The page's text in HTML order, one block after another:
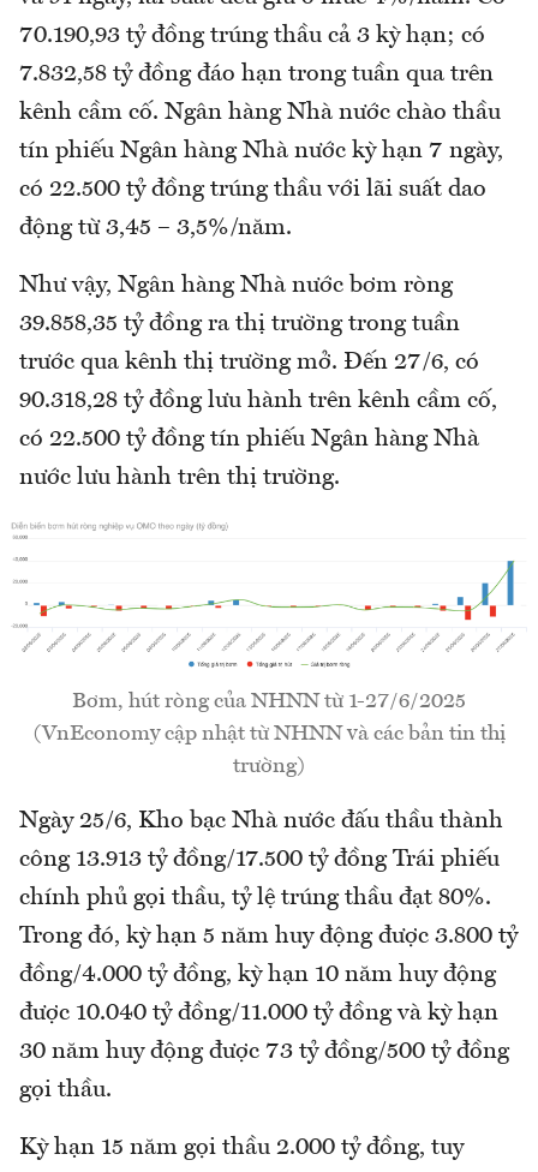
70.190,93 tỷ đồng trúng thầu cả 3 kỳ hạn; có
7.832,58 tỷ đồng đáo hạn trong tuần qua trên
kênh cầm cố. Ngân hàng Nhà nước chào thầu
tín phiếu Ngân hàng Nhà nước kỳ hạn 7 ngày,
có 22.500 tỷ đồng trúng thầu với lãi suất dao
động từ 3,45 – 3,5%/năm.
Như vậy, Ngân hàng Nhà nước bơm ròng
39.858,35 tỷ đồng ra thị trường trong tuần
trước qua kênh thị trường mở. Đến 27/6, có
90.318,28 tỷ đồng lưu hành trên kênh cầm cố,
có 22.500 tỷ đồng tín phiếu Ngân hàng Nhà
nước lưu hành trên thị trường.
Bơm, hút ròng của NHNN từ 1-27/6/2025
(VnEconomy cập nhật từ NHNN và các bản tin thị
trường)
Ngày 25/6, Kho bạc Nhà nước đấu thầu thành
công 13.913 tỷ đồng/17.500 tỷ đồng Trái phiếu
chính phủ gọi thầu, tỷ lệ trúng thầu đạt 80%.
Trong đó, kỳ hạn 5 năm huy động được 3.800 tỷ
đồng/4.000 tỷ đồng, kỳ hạn 10 năm huy động
được 10.040 tỷ đồng/11.000 tỷ đồng và kỳ hạn
30 năm huy động được 73 tỷ đồng/500 tỷ đồng
gọi thầu.
Kỳ hạn 15 năm gọi thầu 2.000 tỷ đồng, tuy